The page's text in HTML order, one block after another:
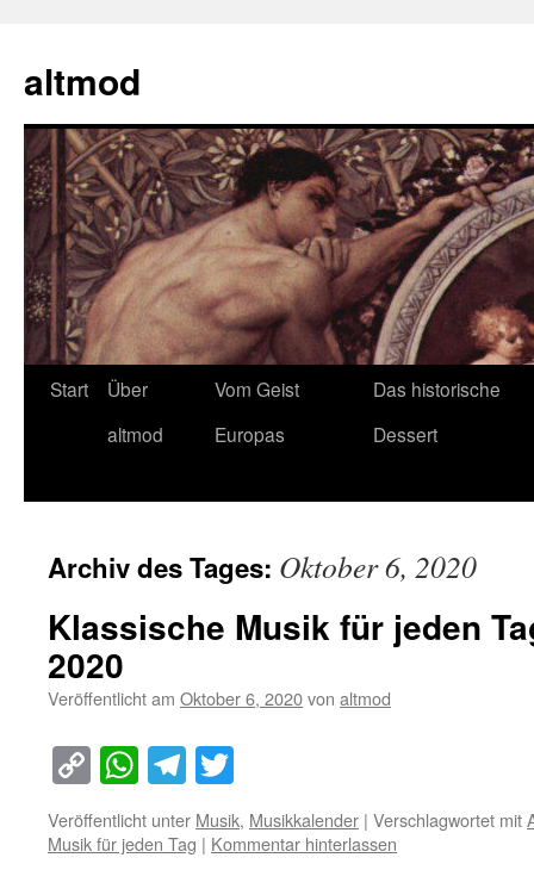
springen
altmod
Start
Über
altmod
Vom Geist
Europas
Das historische
Dessert
Archiv des Tages: Oktober 6, 2020
Klassische Musik für jeden
2020
Veröffentlicht am Oktober 6, 2020von altmod
Copy
Link
WhatsApp
Telegram
Veröffentlicht unter Musik, Musikkalender | Verschlagwortet mit
Musik für jeden Tag | Kommentar hinterlassen